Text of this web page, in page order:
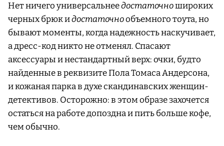
Нет ничего универсальнеедостаточношироких
черных брюк идостаточнообъемного тоута, но
бывают моменты, когда надежность наскучивает,
а дресс-код никто не отменял. Спасают
аксессуары и нестандартный верх: очки, будто
найденные в реквизите Пола Томаса Андерсона,
и кожаная парка в духе скандинавских женщин-
детективов. Осторожно: в этом образе захочется
остаться на работе допоздна и пить больше кофе,
чем обычно.